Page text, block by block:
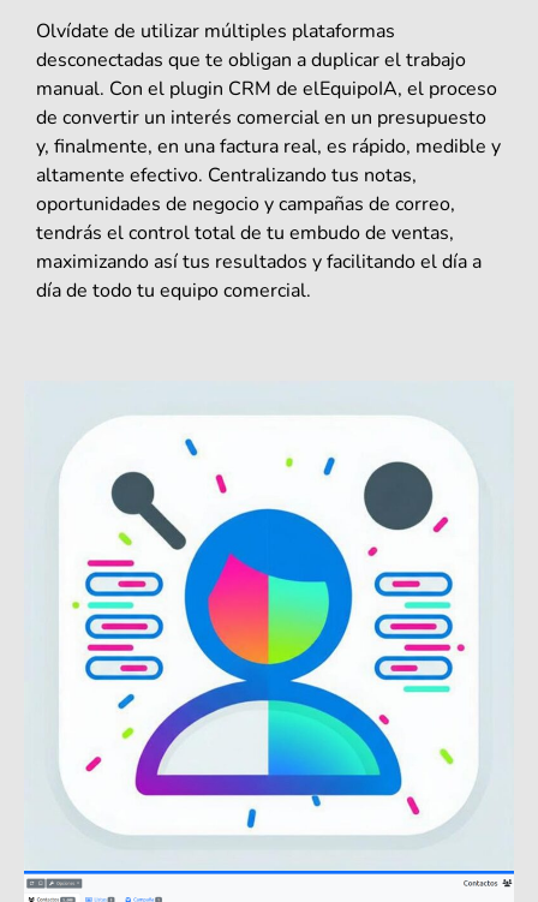
Olvídate de utilizar múltiples plataformas
desconectadas que te obligan a duplicar el trabajo
manual. Con el plugin CRM de elEquipoIA, el proceso
de convertir un interés comercial en un presupuesto
y, finalmente, en una factura real, es rápido, medible y
altamente efectivo. Centralizando tus notas,
oportunidades de negocio y campañas de correo,
tendrás el control total de tu embudo de ventas,
maximizando así tus resultados y facilitando el día a
día de todo tu equipo comercial.